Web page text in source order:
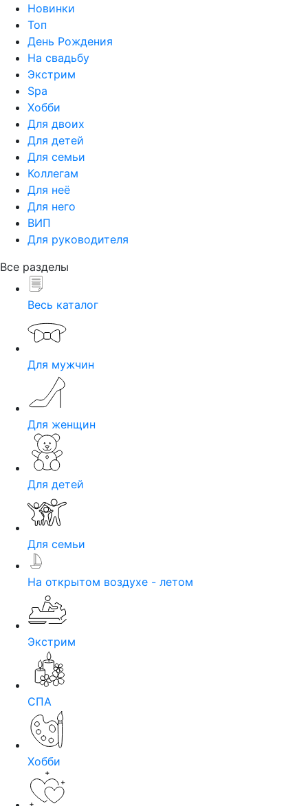
Новинки
Топ
День Рождения
На свадьбу
Экстрим
Spa
Хобби
Для двоих
Для детей
Для семьи
Коллегам
Для неё
Для него
ВИП
Для руководителя
Все разделы
Весь каталог
Для мужчин
Для женщин
Для детей
Для семьи
На открытом воздухе - летом
Экстрим
СПА
Хобби